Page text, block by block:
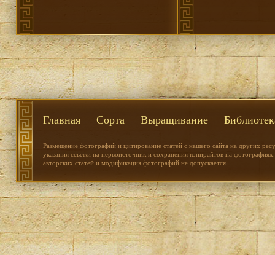
Главная Сорта Выращивание
Размещение фотографий и цитирование статей с нашего сайта на других
указания ссылки на первоисточник и сохранения копирайтов на
авторских статей и модификация фотографий не допускается.